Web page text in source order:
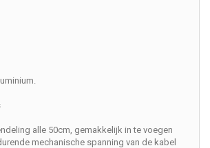
alle 50cm, gemakkelijk in te voegen
mechanische spanning van de kabel